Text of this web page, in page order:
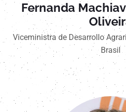
Fernanda
Viceministra de Desarrollo
Brasil